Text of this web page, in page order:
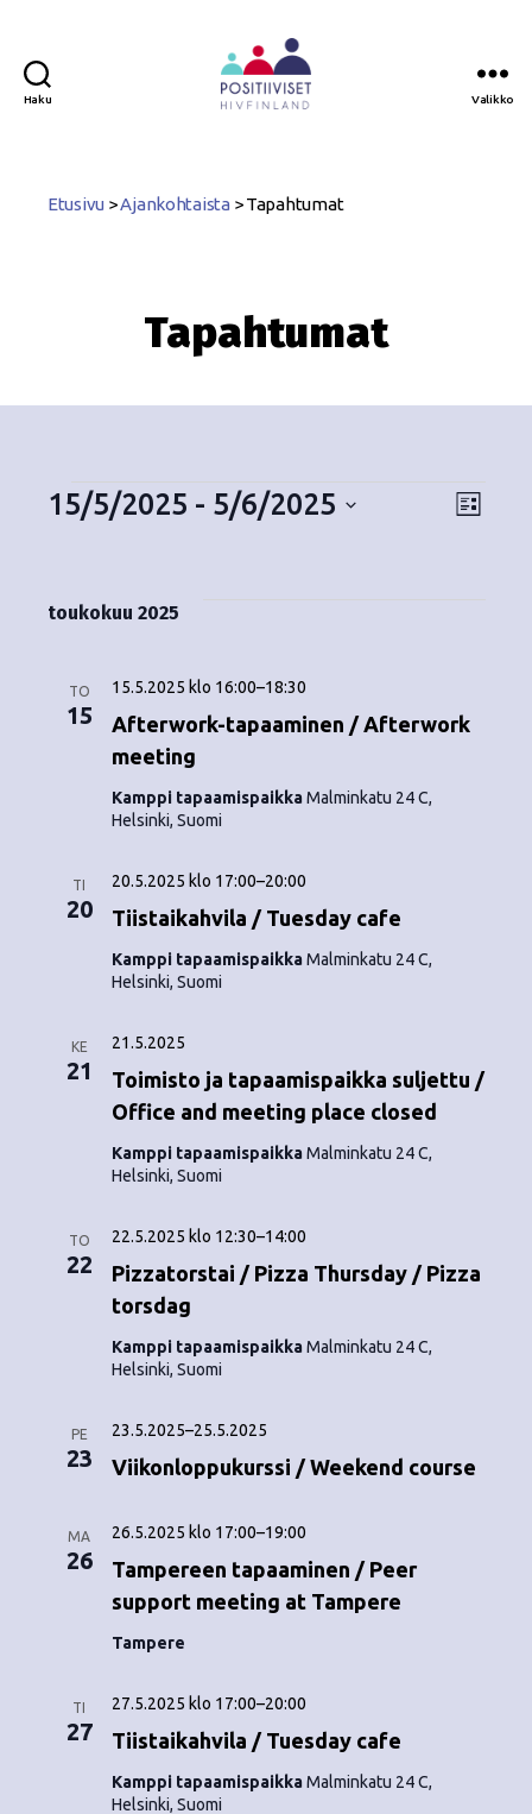
Haku Valikko
Etusivu >Ajankohtaista >Tapahtumat
Tapahtumat
N
ä
o
i
T
t
N
n
L
15/5/2025 - 5/6/2025
i
toukokuu 2025
TO
15
Afterwork-tapaaminen / Afterwork
meeting
15.5.2025 klo 16:00–18:30
Kamppi tapaamispaikkaMalminkatu 24 C,
Helsinki, Suomi
TI
20 Tiistaikahvila / Tuesday cafe
20.5.2025 klo 17:00–20:00
Kamppi tapaamispaikkaMalminkatu 24 C,
Helsinki, Suomi
KE
21
Toimisto ja tapaamispaikka suljettu /
Office and meeting place closed
21.5.2025
Kamppi tapaamispaikkaMalminkatu 24 C,
Helsinki, Suomi
TO
22
Pizzatorstai / Pizza Thursday / Pizza
torsdag
22.5.2025 klo 12:30–14:00
Kamppi tapaamispaikkaMalminkatu 24 C,
Helsinki, Suomi
PE
23 Viikonloppukurssi / Weekend course
23.5.2025–25.5.2025
MA
26
Tampereen tapaaminen / Peer
support meeting at Tampere
26.5.2025 klo 17:00–19:00
Tampere
TI
27 Tiistaikahvila / Tuesday cafe
27.5.2025 klo 17:00–20:00
Kamppi tapaamispaikkaMalminkatu 24 C,
Helsinki, Suomi